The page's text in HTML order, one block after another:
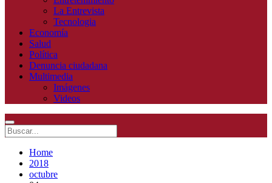
La Entrevista
Tecnologia
Economía
Salud
Política
Denuncia ciudadana
Multimedia
Imágenes
Videos
Home
2018
octubre